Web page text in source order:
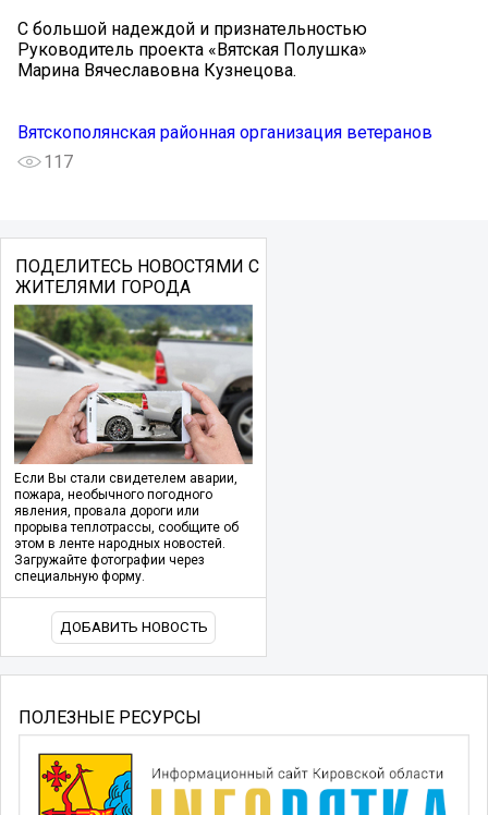
С большой надеждой и признательностью
Руководитель проекта «Вятская Полушка»
Марина Вячеславовна Кузнецова.
Вятскополянская районная организация ветеранов
117
ПОДЕЛИТЕСЬ НОВОСТЯМИ С
ЖИТЕЛЯМИ ГОРОДА
Если Вы стали свидетелем аварии,
пожара, необычного погодного
явления, провала дороги или
прорыва теплотрассы, сообщите об
этом в ленте народных новостей.
Загружайте фотографии через
специальную форму.
ДОБАВИТЬ НОВОСТЬ
ПОЛЕЗНЫЕ РЕСУРСЫ